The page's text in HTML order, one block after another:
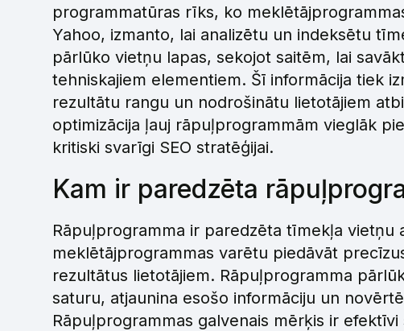
programmatūras rīks, ko
Yahoo, izmanto, lai analizētu un indeksētu
pārlūko vietņu lapas, sekojot saitēm, lai
tehniskajiem elementiem. Šī informācija tiek
rezultātu rangu un nodrošinātu lietotājiem
optimizācija ļauj rāpuļprogrammām vieglāk
kritiski svarīgi SEO stratēģijai.
Kam ir paredzēta
Rāpuļprogramma ir paredzēta tīmekļa vietņu
meklētājprogrammas varētu piedāvāt
rezultātus lietotājiem. Rāpuļprogramma
saturu, atjaunina esošo informāciju un
Rāpuļprogrammas galvenais mērķis ir